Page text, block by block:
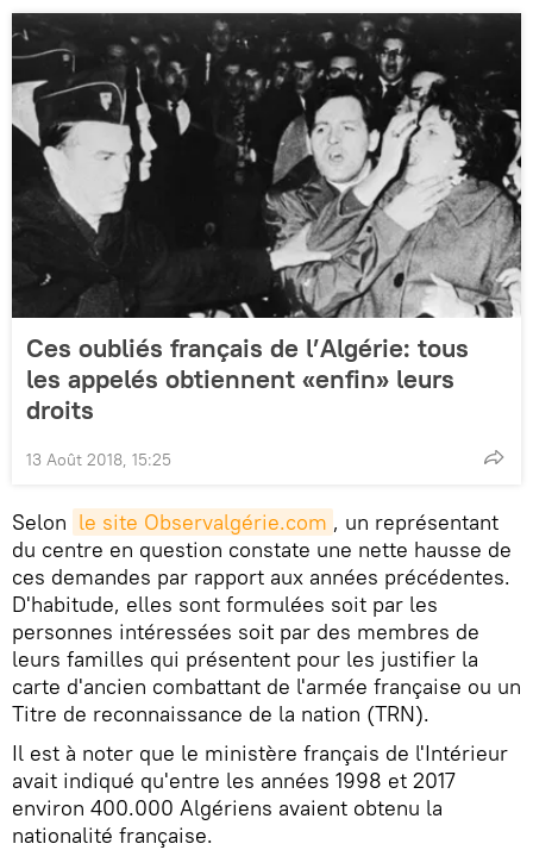
Ces oubliés français de l’Algérie: tous
les appelés obtiennent «enfin» leurs
droits
13 Août 2018, 15:25
Selon le site Observalgérie.com , un représentant
du centre en question constate une nette hausse de
ces demandes par rapport aux années précédentes.
D'habitude, elles sont formulées soit par les
personnes intéressées soit par des membres de
leurs familles qui présentent pour les justifier la
carte d'ancien combattant de l'armée française ou un
Titre de reconnaissance de la nation (TRN).
Il est à noter que le ministère français de l'Intérieur
avait indiqué qu'entre les années 1998 et 2017
environ 400.000 Algériens avaient obtenu la
nationalité française.